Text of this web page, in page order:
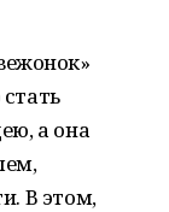
а она
В этом,